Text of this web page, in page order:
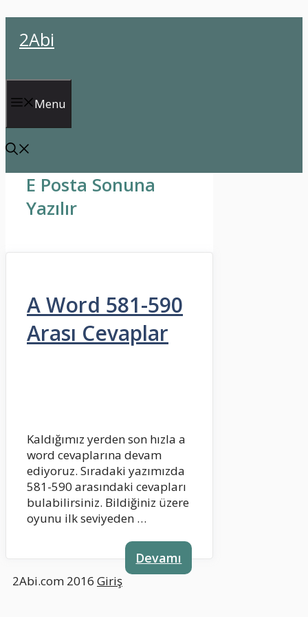
atla2Abi
Menu
E Posta Sonuna
Yazılır
A Word 581-590
Arası Cevaplar
Kaldığımız yerden son hızla a
word cevaplarına devam
ediyoruz. Sıradaki yazımızda
581-590 arasındaki cevapları
bulabilirsiniz. Bildiğiniz üzere
oyunu ilk seviyeden …
Devamı
2Abi.com 2016 Giriş